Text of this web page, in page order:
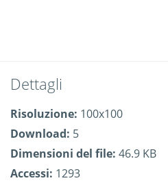
Dettagli
Risoluzione: 100x100
Download: 5
Dimensioni del file: 46.9 KB
Accessi: 1293